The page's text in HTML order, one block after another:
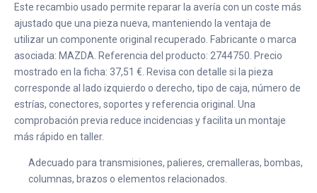
Este recambio usado permite reparar la avería con un coste más
ajustado que una pieza nueva, manteniendo la ventaja de
utilizar un componente original recuperado. Fabricante o marca
asociada: MAZDA. Referencia del producto: 2744750. Precio
mostrado en la ficha: 37,51 €. Revisa con detalle si la pieza
corresponde al lado izquierdo o derecho, tipo de caja, número de
estrías, conectores, soportes y referencia original. Una
comprobación previa reduce incidencias y facilita un montaje
más rápido en taller.
Adecuado para transmisiones, palieres, cremalleras, bombas,
columnas, brazos o elementos relacionados.